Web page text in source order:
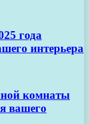
года
интерьера
комнаты
вашего